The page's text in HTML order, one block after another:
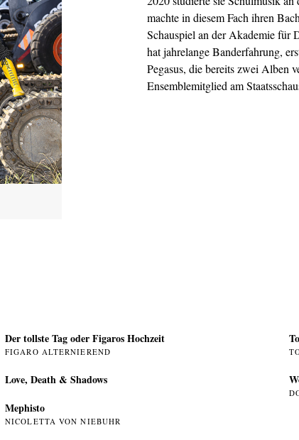
machte in diesem Fach ihren
Schauspiel an der Akademie für
hat jahrelange Banderfahrung,
Pegasus, die bereits zwei Alben
Ensemblemitglied am
Der tollste Tag oder Figaros Hochzeit
FIGARO ALTERNIEREND
Love, Death & Shadows
Mephisto
NICOLETTA VON NIEBUHR